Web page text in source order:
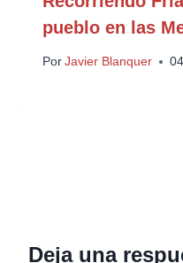
pueblo en las
Por Javier Blanquer
Deja una